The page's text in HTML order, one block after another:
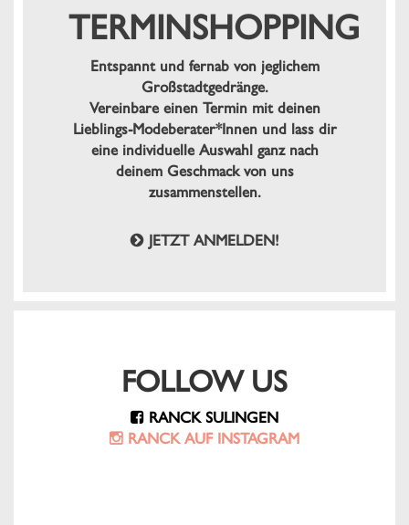
TERMINSHOPPING
Entspannt und fernab von jeglichem
Großstadtgedränge.
Vereinbare einen Termin mit deinen
Lieblings-Modeberater*Innen und lass dir
eine individuelle Auswahl ganz nach
deinem Geschmack von uns
zusammenstellen.
JETZT ANMELDEN!
FOLLOW US
RANCK SULINGEN
RANCK AUF INSTAGRAM